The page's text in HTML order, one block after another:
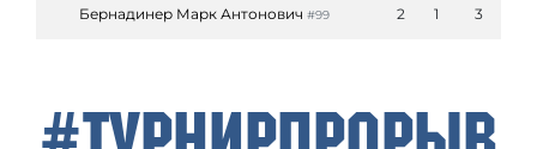
Бернадинер Марк Антонович #99 2 1 3